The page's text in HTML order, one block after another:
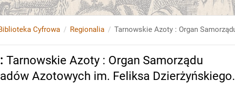
Cyfrowa Regionalia
: Tarnowskie Azoty : Organ Samorządu
Azotowych im. Feliksa Dzierżyńskiego.